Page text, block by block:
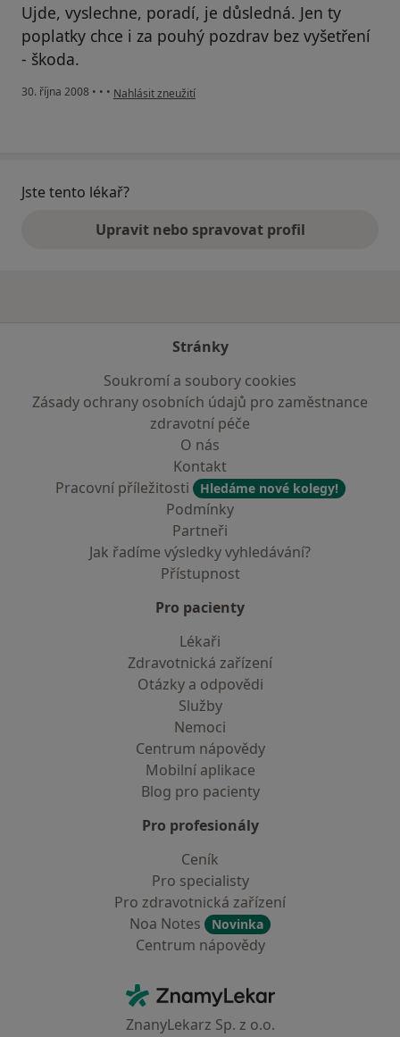
Ujde, vyslechne, poradí, je důsledná. Jen ty
poplatky chce i za pouhý pozdrav bez vyšetření
- škoda.
30. října 2008 • • • podle názoru uživatele backůrek
Nahlásit zneužití
Jste tento lékař?
Upravit nebo spravovat profil
Stránky
Soukromí a soubory cookies
Zásady ochrany osobních údajů pro zaměstnance
zdravotní péče
O nás
Kontakt
Pracovní příležitosti
Hledáme nové kolegy!
Podmínky
Partneři
Jak řadíme výsledky vyhledávání?
Přístupnost
Pro pacienty
Lékaři
Zdravotnická zařízení
Otázky a odpovědi
Služby
Nemoci
Centrum nápovědy
Mobilní aplikace
Blog pro pacienty
Pro profesionály
Ceník
Pro specialisty
Pro zdravotnická zařízení
Noa Notes
Novinka
Centrum nápovědy
ZnamyLekar - Hlavní stránka
ZnanyLekarz Sp. z o.o.